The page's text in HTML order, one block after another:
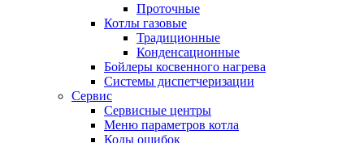
Проточные
Котлы газовые
Традиционные
Конденсационные
Бойлеры косвенного нагрева
Системы диспетчеризации
Сервис
Сервисные центры
Меню параметров котла
Коды ошибок